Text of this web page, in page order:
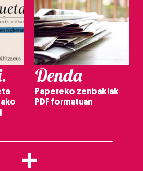
Denda
Papereko zenbakiak
PDF formatuan
+